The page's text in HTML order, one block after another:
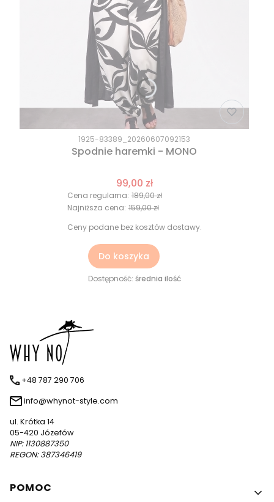
1925-83389_20260607092153
Spodnie haremki - MONO
99,00 zł
Cena regularna: 189,00 zł
Najniższa cena: 159,00 zł
Ceny podane bez kosztów dostawy.
Do koszyka
Dostępność: średnia ilość
+48 787 290 706
info@whynot-style.com
ul. Krótka 14
05-420 Józefów
NIP: 1130887350
REGON: 387346419
Linki w stopce
POMOC